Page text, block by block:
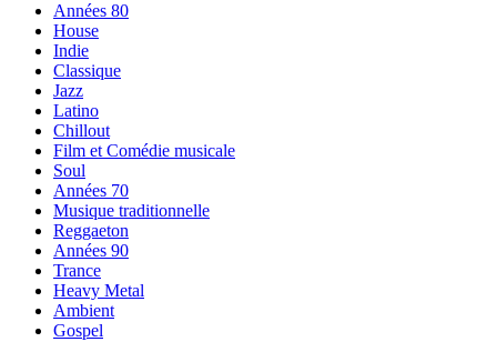
Années 80
House
Indie
Classique
Jazz
Latino
Chillout
Film et Comédie musicale
Soul
Années 70
Musique traditionnelle
Reggaeton
Années 90
Trance
Heavy Metal
Ambient
Gospel